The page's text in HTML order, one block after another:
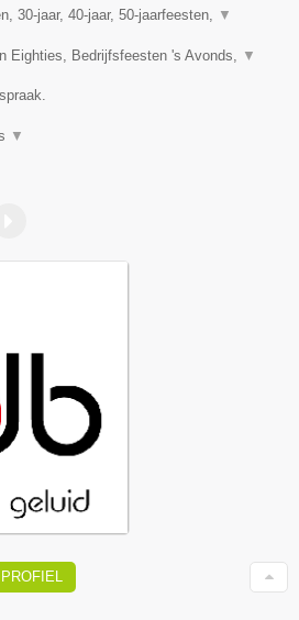
30-jaar, 40-jaar, 50-jaarfeesten, ▼
Eighties, Bedrijfsfeesten 's Avonds, ▼
▼